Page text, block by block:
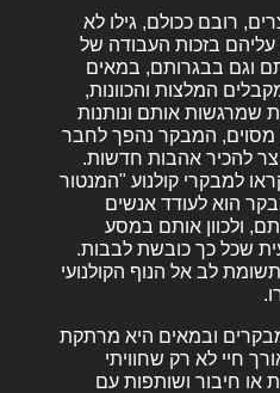
רובם ככולם, גילו לא
בזכות העבודה של
וגם בבגרותם, במאים
המלצות והכוונות,
שמרגשות אותם ונותנות
מסוים, המבקר נהפך לחבר
להכיר אהבות חדשות.
למבקרי קולנוע "המנטור
הוא לעודד אנשים
ולכוון אותם במסע
שכל כך כובשת לבבות.
לב אל הנוף הקולנועי
ובמאים היא מרתקת
חיי לא רק שחוויתי
או חיבור ושותפות עם